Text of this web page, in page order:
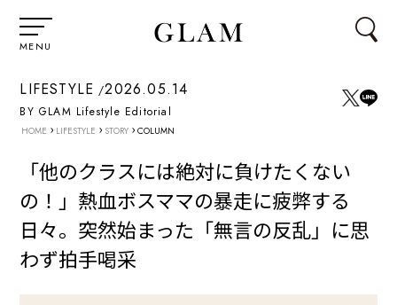
MENU
LIFESTYLE 2026.05.14
BY GLAM Lifestyle Editorial
HOME › LIFESTYLE › STORY › COLUMN
「他のクラスには絶対に負けたくない
の！」熱血ボスママの暴走に疲弊する
日々。突然始まった「無言の反乱」に思
わず拍手喝采